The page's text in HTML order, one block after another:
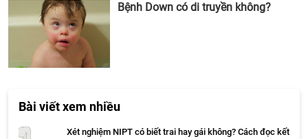
Bệnh Down có di truyền không?
Bài viết xem nhiều
Xét nghiệm NIPT có biết trai hay gái không? Cách đọc kết